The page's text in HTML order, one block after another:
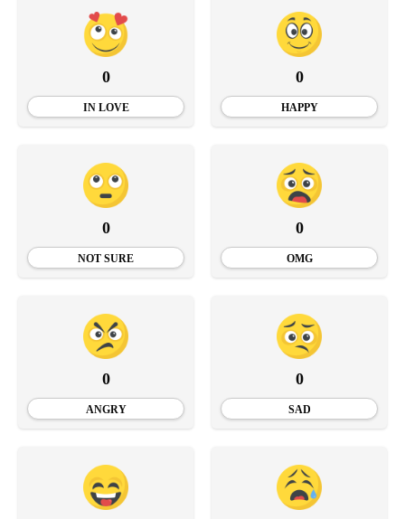
0
IN LOVE
0
HAPPY
0
NOT SURE
0
OMG
0
ANGRY
0
SAD